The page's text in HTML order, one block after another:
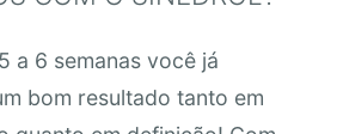
a 6 semanas você já
bom resultado tanto em